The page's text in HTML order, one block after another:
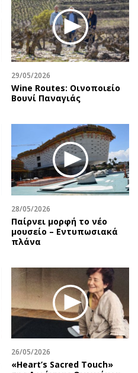
Podcasts
Uncut
Προσφορές
Προσωπικότητες στην ''Κ''
Επιστολές
29/05/2026
Wine Routes: Οινοποιείο
Βουνί Παναγιάς
28/05/2026
Παίρνει μορφή το νέο
μουσείο – Εντυπωσιακά
πλάνα
26/05/2026
«Heart’s Sacred Touch»